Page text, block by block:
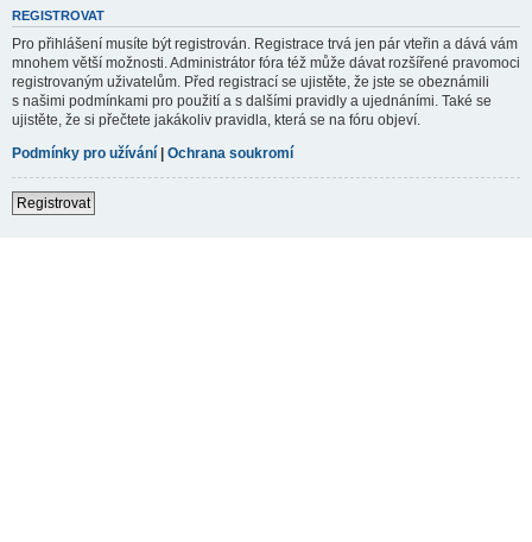
REGISTROVAT
Pro přihlášení musíte být registrován. Registrace trvá jen pár vteřin a dává vám
mnohem větší možnosti. Administrátor fóra též může dávat rozšířené pravomoci
registrovaným uživatelům. Před registrací se ujistěte, že jste se obeznámili
s našimi podmínkami pro použití a s dalšími pravidly a ujednáními. Také se
ujistěte, že si přečtete jakákoliv pravidla, která se na fóru objeví.
Podmínky pro užívání | Ochrana soukromí
Registrovat